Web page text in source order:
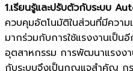
1.เรียนรู้และปรับตัวกับระบบ
ควบคุมอัตโนมัติในส่วนที่มีความ
มากร่วมกับการใช้แรงงานเป็น
อุตสาหกรรม การพัฒนาแรงงา
กับระบบจึงเป็นกุญแจสำคัญ